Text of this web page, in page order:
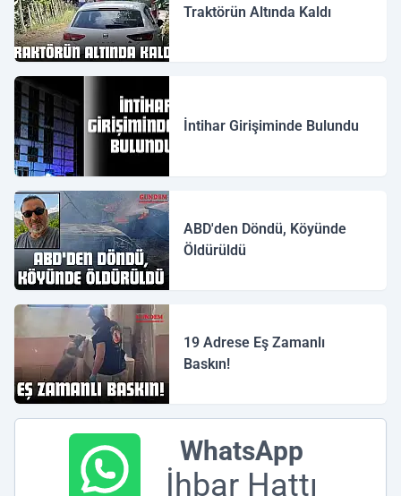
Traktörün Altında Kaldı
İntihar Girişiminde Bulundu
ABD'den Döndü, Köyünde
Öldürüldü
19 Adrese Eş Zamanlı
Baskın!
WhatsApp
İhbar Hattı